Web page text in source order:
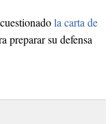
la carta de
preparar su defensa